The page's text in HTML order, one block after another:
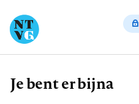
Kruimelpad
Je bent er bijna